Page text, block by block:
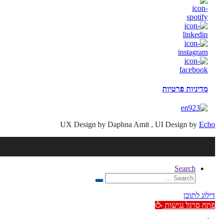
מדיניות פרטיות
UX Design by Daphna Amit , UI Design by Echo
Search
Search
for:
דילוג לתוכן
פתח סרגל נגישות